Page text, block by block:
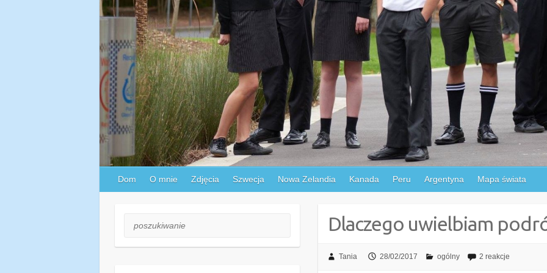
Dom O mnie Zdjęcia Szwecja Nowa Zelandia Kanada Peru Argentyna Mapa świata
Dlaczego uwielbiam
Tania 28/02/2017 ogólny 2 reakcje
poszukiwanie